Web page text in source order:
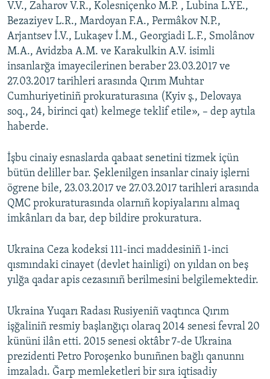
V.V., Zaharov V.R., Kolesniçenko M.P. , Lubina L.YE.,
Bezaziyev L.R., Mardoyan F.A., Permâkov N.P.,
Arjantsev İ.V., Lukaşev İ.M., Georgiadi L.F., Smolânov
M.A., Avidzba A.M. ve Karakulkin A.V. isimli
insanlarğa imayecilerinen beraber 23.03.2017 ve
27.03.2017 tarihleri arasında Qırım Muhtar
Cumhuriyetiniñ prokuraturasına (Kyiv ş., Delovaya
soq., 24, birinci qat) kelmege teklif etile», – dep aytıla
haberde.
İşbu cinaiy esnaslarda qabaat senetini tizmek içün
bütün deliller bar. Şeklenilgen insanlar cinaiy işlerni
ögrene bile, 23.03.2017 ve 27.03.2017 tarihleri arasında
QMC prokuraturasında olarnıñ kopiyalarını almaq
imkânları da bar, dep bildire prokuratura.
Ukraina Ceza kodeksi 111-inci maddesiniñ 1-inci
qısmındaki cinayet (devlet hainligi) on yıldan on beş
yılğa qadar apis cezasınıñ berilmesini belgilemektedir.
Ukraina Yuqarı Radası Rusiyeniñ vaqtınca Qırım
işğaliniñ resmiy başlanğıçı olaraq 2014 senesi fevral 20
kününi ilân etti. 2015 senesi oktâbr 7-de Ukraina
prezidenti Petro Poroşenko bunıñnen bağlı qanunnı
imzaladı. Ğarp memleketleri bir sıra iqtisadiy